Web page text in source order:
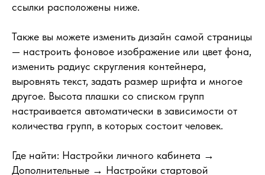
ссылки расположены ниже.
Также вы можете изменить дизайн самой страницы
— настроить фоновое изображение или цвет фона,
изменить радиус скругления контейнера,
выровнять текст, задать размер шрифта и многое
другое. Высота плашки со списком групп
настраивается автоматически в зависимости от
количества групп, в которых состоит человек.
Где найти: Настройки личного кабинета →
Дополнительные → Настройки стартовой